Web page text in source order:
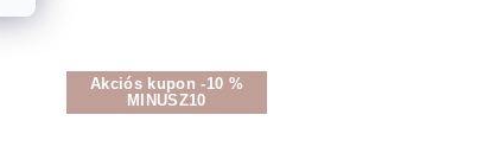
Akciós kupon -10 %
MINUSZ10